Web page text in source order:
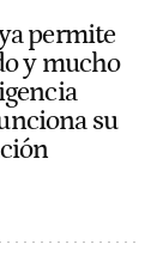
permite
y mucho
su